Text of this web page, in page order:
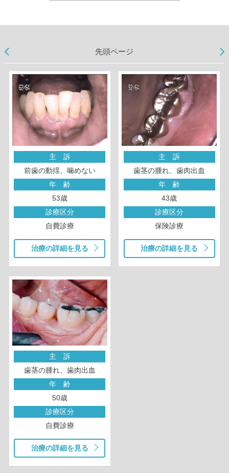
先頭ページ
主 訴
前歯の動揺、噛めない
年 齢
53歳
診療区分
自費診療
治療の詳細を見る
主 訴
歯茎の腫れ、歯肉出血
年 齢
43歳
診療区分
保険診療
治療の詳細を見る
主 訴
歯茎の腫れ、歯肉出血
年 齢
50歳
診療区分
自費診療
治療の詳細を見る